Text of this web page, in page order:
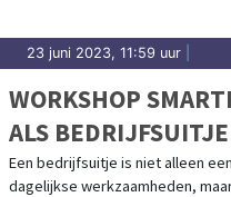
23 juni 2023, 11:59 uur
WORKSHOP
ALS
Een bedrijfsuitje is niet alleen
dagelijkse werkzaamheden,